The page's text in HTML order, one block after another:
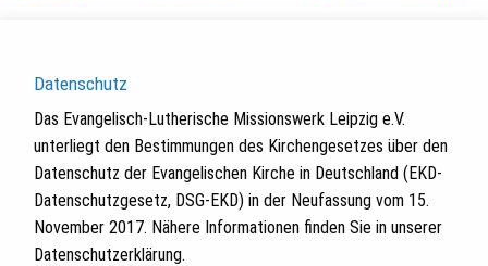
Datenschutz
Das Evangelisch-Lutherische Missionswerk Leipzig e.V.
unterliegt den Bestimmungen des Kirchengesetzes über den
Datenschutz der Evangelischen Kirche in Deutschland (EKD-
Datenschutzgesetz, DSG-EKD) in der Neufassung vom 15.
November 2017. Nähere Informationen finden Sie in unserer
Datenschutzerklärung.